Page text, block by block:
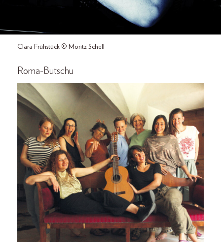
Clara Frühstück © Moritz Schell
Roma-Butschu